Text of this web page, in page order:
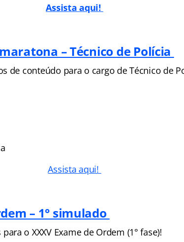
Assista aqui!
– Técnico de Polícia
de conteúdo para o cargo de Técnico de
Assista aqui!
– 1° simulado
o XXXV Exame de Ordem (1° fase)!